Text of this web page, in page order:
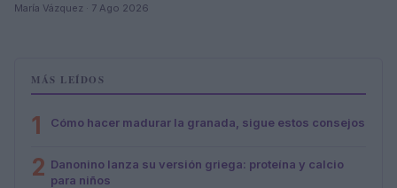
María Vázquez · 7 Ago 2026
MÁS LEÍDOS
1 Cómo hacer madurar la granada, sigue estos consejos
2 Danonino lanza su versión griega: proteína y calcio
para niños